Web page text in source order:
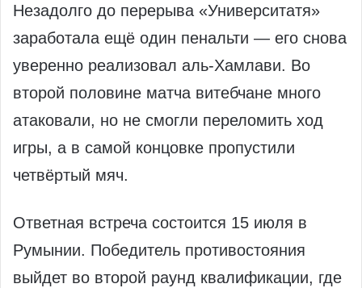
Незадолго до перерыва «Университатя»
заработала ещё один пенальти — его снова
уверенно реализовал аль‑Хамлави. Во
второй половине матча витебчане много
атаковали, но не смогли переломить ход
игры, а в самой концовке пропустили
четвёртый мяч.
Ответная встреча состоится 15 июля в
Румынии. Победитель противостояния
выйдет во второй раунд квалификации, где